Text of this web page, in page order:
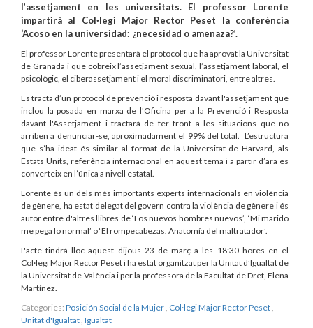
l’assetjament en les universitats. El professor Lorente
impartirà al Col·legi Major Rector Peset la conferència
‘Acoso en la universidad: ¿necesidad o amenaza?’.
El professor Lorente presentarà el protocol que ha aprovat la Universitat
de Granada i que cobreix l’assetjament sexual, l’assetjament laboral, el
psicològic, el ciberassetjament i el moral discriminatori, entre altres.
Es tracta d’un protocol de prevenció i resposta davant l'assetjament que
inclou la posada en marxa de l'Oficina per a la Prevenció i Resposta
davant l'Assetjament i tractarà de fer front a les situacions que no
arriben a denunciar-se, aproximadament el 99% del total. L’estructura
que s’ha ideat és similar al format de la Universitat de Harvard, als
Estats Units, referència internacional en aquest tema i a partir d’ara es
converteix en l’única a nivell estatal.
Lorente és un dels més importants experts internacionals en violència
de gènere, ha estat delegat del govern contra la violència de gènere i és
autor entre d'altres llibres de ‘Los nuevos hombres nuevos’, ‘Mi marido
me pega lo normal’ o ‘El rompecabezas. Anatomía del maltratador’.
L'acte tindrà lloc aquest dijous 23 de març a les 18:30 hores en el
Col·legi Major Rector Peset i ha estat organitzat per la Unitat d’Igualtat de
la Universitat de València i per la professora de la Facultat de Dret, Elena
Martínez.
Categories: Posición Social de la Mujer Col·legi Major Rector Peset
Unitat d'Igualtat Igualtat